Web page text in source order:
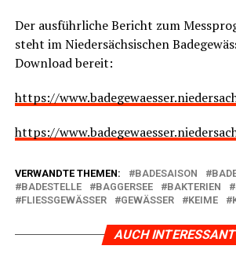
Der aus­führ­li­che Bericht zum
steht im Nie­der­säch­si­schen
Down­load bereit:
https://
https://
VERWANDTE THEMEN: BADESAISON
BADESTELLE
BAGGERSEE BAKTERIEN
FLIESSGEWÄSSER
GEWÄSSER KEIME
AUCH INTERESSANT